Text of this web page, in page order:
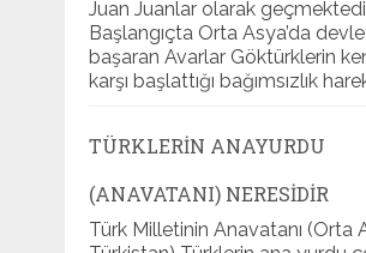
Juan Juanlar olarak
Başlangıçta Orta Asya’da
başaran Avarlar Göktürklerin
karşı başlattığı bağımsızlık
TÜRKLERIN ANAYURDU
(ANAVATANI) NERESIDIR
Türk Milletinin Anavatanı (Orta